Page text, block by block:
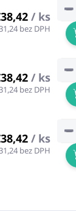
/ ks
bez DPH
−
/ ks
bez DPH
−
/ ks
bez DPH
−